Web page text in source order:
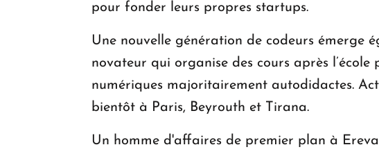
pour fonder leurs propres startups.
Une nouvelle génération de codeurs émerge
novateur qui organise des cours après
numériques majoritairement autodidactes.
bientôt à Paris, Beyrouth et Tirana.
Un homme d'affaires de premier plan à